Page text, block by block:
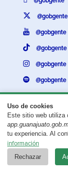
Uso de cookies
Este sitio web utiliza
tu experiencia. Al
información
Rechazar
@gobgente
@gobgente
@gobgente
@gobgente
@gobgente
¿Existe algún
Aviso legal